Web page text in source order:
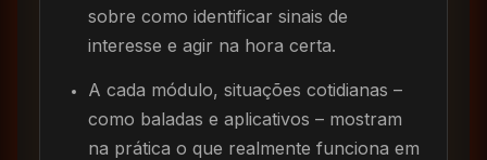
sobre como identificar sinais de
interesse e agir na hora certa.
A cada módulo, situações cotidianas –
como baladas e aplicativos – mostram
na prática o que realmente funciona em